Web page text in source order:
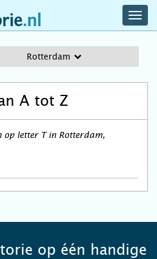
Rotterdam
A tot Z
op letter T in Rotterdam,
op één handige